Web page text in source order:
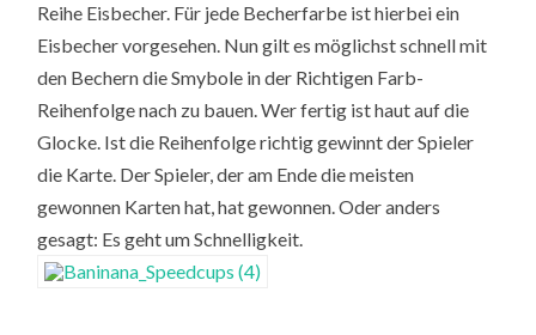
Reihe Eisbecher. Für jede Becherfarbe ist hierbei ein
Eisbecher vorgesehen. Nun gilt es möglichst schnell mit
den Bechern die Smybole in der Richtigen Farb-
Reihenfolge nach zu bauen. Wer fertig ist haut auf die
Glocke. Ist die Reihenfolge richtig gewinnt der Spieler
die Karte. Der Spieler, der am Ende die meisten
gewonnen Karten hat, hat gewonnen. Oder anders
gesagt: Es geht um Schnelligkeit.